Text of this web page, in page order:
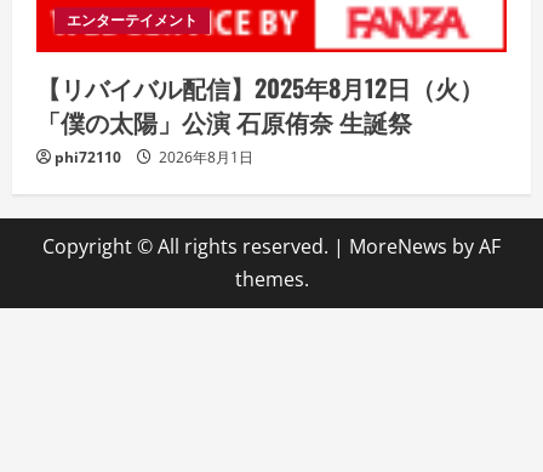
エンターテイメント
【リバイバル配信】2025年8月12日（火）
「僕の太陽」公演 石原侑奈 生誕祭
phi72110 2026年8月1日
Copyright © All rights reserved. | MoreNews by AF
themes.